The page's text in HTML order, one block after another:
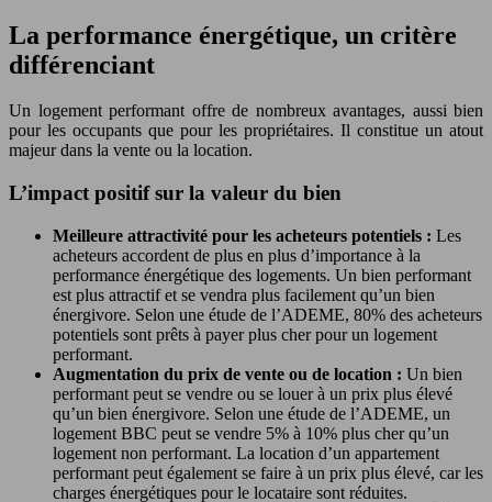
La performance énergétique, un critère
différenciant
Un logement performant offre de nombreux avantages, aussi bien
pour les occupants que pour les propriétaires. Il constitue un atout
majeur dans la vente ou la location.
L’impact positif sur la valeur du bien
Meilleure attractivité pour les acheteurs potentiels : Les
acheteurs accordent de plus en plus d’importance à la
performance énergétique des logements. Un bien performant
est plus attractif et se vendra plus facilement qu’un bien
énergivore. Selon une étude de l’ADEME, 80% des acheteurs
potentiels sont prêts à payer plus cher pour un logement
performant.
Augmentation du prix de vente ou de location : Un bien
performant peut se vendre ou se louer à un prix plus élevé
qu’un bien énergivore. Selon une étude de l’ADEME, un
logement BBC peut se vendre 5% à 10% plus cher qu’un
logement non performant. La location d’un appartement
performant peut également se faire à un prix plus élevé, car les
charges énergétiques pour le locataire sont réduites.